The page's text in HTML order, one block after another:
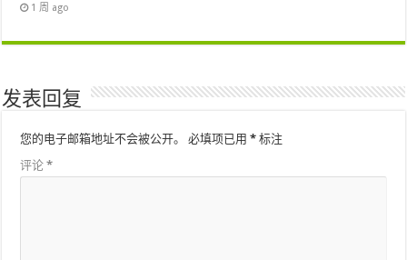
1 周 ago
发表回复
您的电子邮箱地址不会被公开。 必填项已用* 标注
评论*